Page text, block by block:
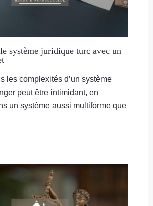
système juridique turc avec un
les complexités d’un système
peut être intimidant, en
un système aussi multiforme que